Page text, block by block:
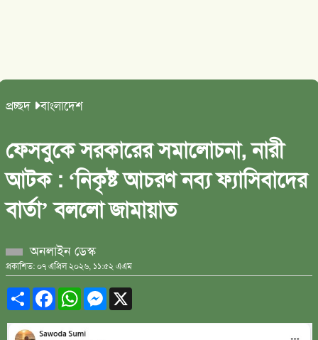
প্রচ্ছদ বাংলাদেশ
ফেসবুকে সরকারের সমালোচনা, নারী
আটক : ‘নিকৃষ্ট আচরণ নব্য ফ্যাসিবাদের
বার্তা’ বললো জামায়াত
অনলাইন ডেস্ক
প্রকাশিত: ০৭ এপ্রিল ২০২৬, ১১:৫২ এএম
ShareFacebookWhatsAppMessenger